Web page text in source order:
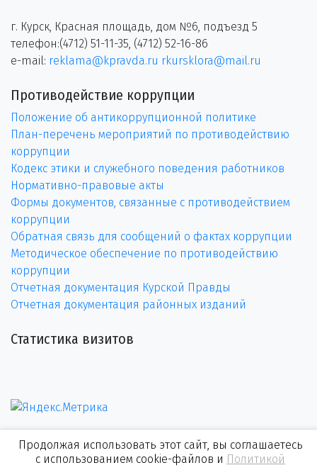
г. Курск, Красная площадь, дом №6, подъезд 5
телефон:(4712) 51-11-35, (4712) 52-16-86
e-mail: reklama@kpravda.ru rkursklora@mail.ru
Противодействие коррупции
Положение об антикоррупционной политике
План-перечень мероприятий по противодействию
коррупции
Кодекс этики и служебного поведения работников
Нормативно-правовые акты
Формы документов, связанные с противодействием
коррупции
Обратная связь для сообщений о фактах коррупции
Методическое обеспечение по противодействию
коррупции
Отчетная документация Курской Правды
Отчетная документация районных изданий
Статистика визитов
Продолжая использовать этот сайт, вы соглашаетесь
с использованием cookie-файлов и Политикой